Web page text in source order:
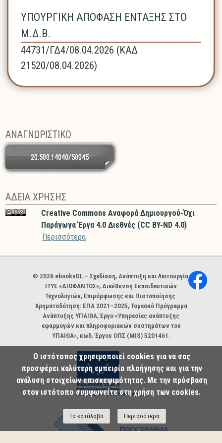
ΥΠΟΥΡΓΙΚΗ ΑΠΟΦΑΣΗ ΕΝΤΑΞΗΣ ΣΤΟ
Μ.Δ.Β.
44731/ΓΔ4/08.04.2026 (ΚΑΔ
21520/08.04.2026)
ΑΝΑΓΝΩΡΙΣΤΙΚΟ
20.500.14040/50045
ΑΔΕΙΑ ΧΡΗΣΗΣ
Creative Commons Αναφορά Δημιουργού-Όχι
Παράγωγα Έργα 4.0 Διεθνές (CC BY-ND 4.0)
Περισσότερα
Χορηγοί και φορείς
© 2026 ebooksDL – Σχεδίαση, Ανάπτυξη και Λειτουργία:
ΙΤΥΕ «ΔΙΟΦΑΝΤΟΣ», Διεύθυνση Εκπαιδευτικών
Τεχνολογιών, Επιμόρφωσης και Πιστοποίησης.
Χρηματοδότηση: ΕΠΑ 2021–2025, Τομεακό Πρόγραμμα
Ανάπτυξης ΥΠΑΙΘΑ, Έργο «Υπηρεσίες ανάπτυξης
εφαρμογών και πληροφοριακών συστημάτων του
ΥΠΑΙΘΑ», κωδ. Έργου ΟΠΣ (MIS) 5201461.
Ο ιστότοπος χρησιμοποιεί cookies για να σας
προσφέρει καλύτερη εμπειρία πλοήγησης και για την
ανάλυση στοιχείων επισκεψιμότητας. Με την πρόσβαση
στον ιστότοπο συμφωνείτε στη χρήση των cookies.
Το κατάλαβα Περισσότερα